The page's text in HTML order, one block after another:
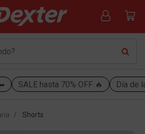
SALE hasta 70% OFF 🔥 Día de
Shorts